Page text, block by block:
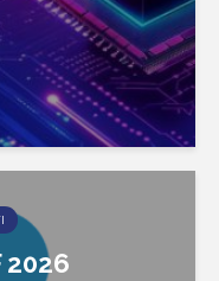
2026